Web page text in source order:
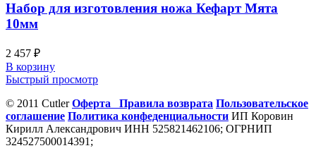
Набор для изготовления ножа Кефарт Мята
10мм
2 457 ₽
В корзину
Быстрый просмотр
© 2011 CutlerОферта Правила возврата Пользовательское
соглашение Политика конфеденциальности ИП Коровин
Кирилл Александрович ИНН 525821462106; ОГРНИП
324527500014391;